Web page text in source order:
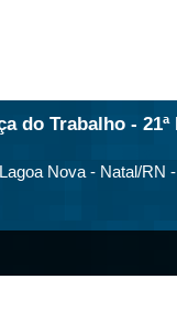
do Trabalho - 21ª
Nova - Natal/RN